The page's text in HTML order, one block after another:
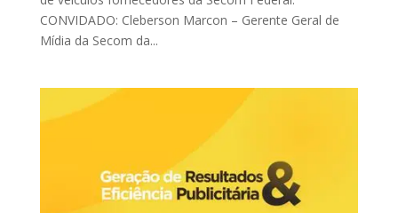
CONVIDADO: Cleberson Marcon – Gerente Geral de
Mídia da Secom da...